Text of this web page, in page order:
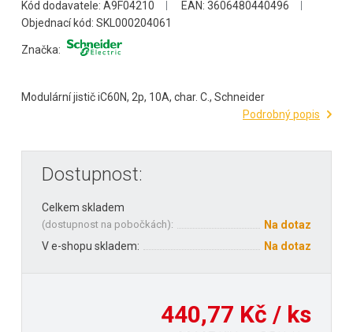
Kód dodavatele: A9F04210
EAN: 3606480440496
Objednací kód: SKL000204061
Značka:
Modulární jistič iC60N, 2p, 10A, char. C., Schneider
Podrobný popis
Dostupnost:
Celkem skladem
(dostupnost na pobočkách):
Na dotaz
V e-shopu skladem:
Na dotaz
440,77 Kč / ks